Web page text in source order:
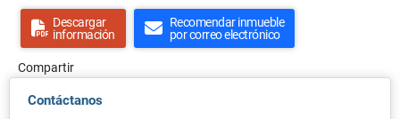
Descargar
información
Recomendar inmueble
por correo electrónico
Compartir
Contáctanos